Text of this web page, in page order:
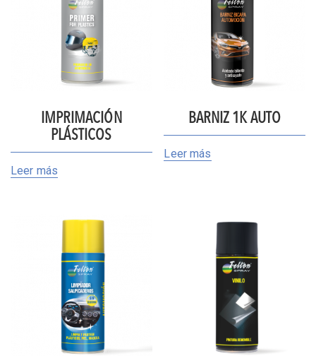
IMPRIMACIÓN
PLÁSTICOS
Leer más
BARNIZ 1K AUTO
Leer más